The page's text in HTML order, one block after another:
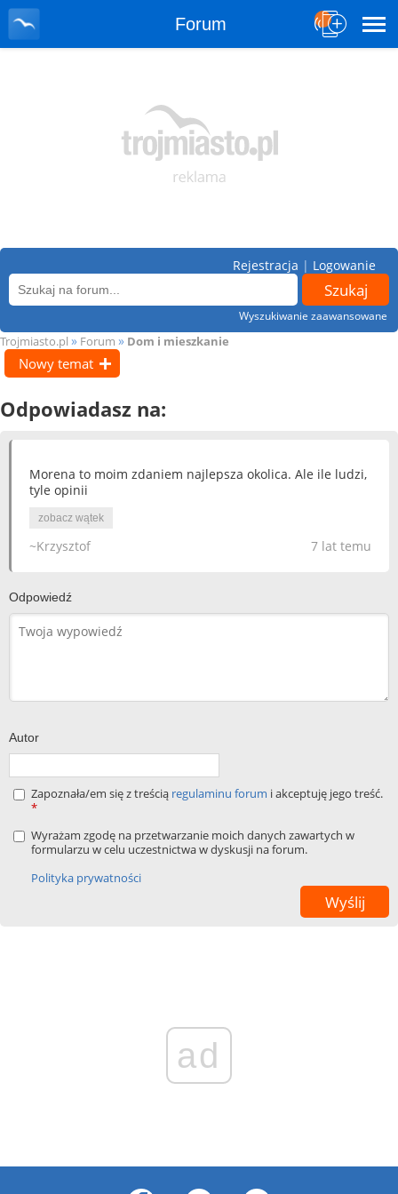
Forum
Wyszukiwanie zaawansowane
Rejestracja | Logowanie
Trojmiasto.pl » Forum » Dom i mieszkanie
Nowy temat
Odpowiadasz na:
Morena to moim zdaniem najlepsza okolica. Ale ile ludzi,
tyle opinii
zobacz wątek
7 lat temu
~Krzysztof
Odpowiedź
Autor
Zapoznała/em się z treścią regulaminu forum i akceptuję jego treść.
*
Wyrażam zgodę na przetwarzanie moich danych zawartych w
formularzu w celu uczestnictwa w dyskusji na forum.
Polityka prywatności
ad